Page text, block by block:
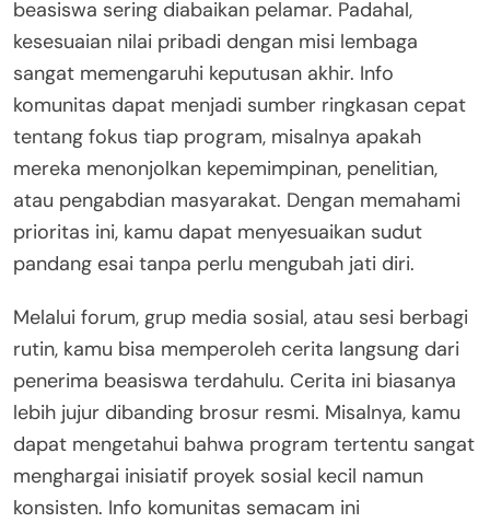
beasiswa sering diabaikan pelamar. Padahal,
kesesuaian nilai pribadi dengan misi lembaga
sangat memengaruhi keputusan akhir. Info
komunitas dapat menjadi sumber ringkasan cepat
tentang fokus tiap program, misalnya apakah
mereka menonjolkan kepemimpinan, penelitian,
atau pengabdian masyarakat. Dengan memahami
prioritas ini, kamu dapat menyesuaikan sudut
pandang esai tanpa perlu mengubah jati diri.
Melalui forum, grup media sosial, atau sesi berbagi
rutin, kamu bisa memperoleh cerita langsung dari
penerima beasiswa terdahulu. Cerita ini biasanya
lebih jujur dibanding brosur resmi. Misalnya, kamu
dapat mengetahui bahwa program tertentu sangat
menghargai inisiatif proyek sosial kecil namun
konsisten. Info komunitas semacam ini